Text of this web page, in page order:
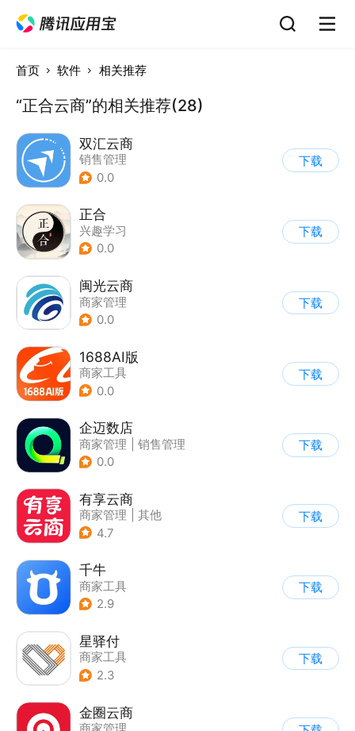
首页 软件 相关推荐
“正合云商”的相关推荐(28)
双汇云商
销售管理
0.0
下载
正合
兴趣学习
0.0
下载
闽光云商
商家管理
0.0
下载
1688AI版
商家工具
0.0
下载
企迈数店
商家管理
销售管理
0.0
下载
有享云商
商家管理
其他
4.7
下载
千牛
商家工具
2.9
下载
星驿付
商家工具
2.3
下载
金圈云商